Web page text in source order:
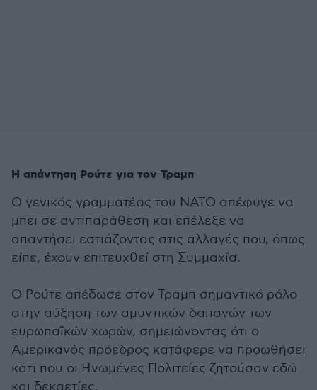
Η απάντηση Ρούτε για τον Τραμπ
Ο γενικός γραμματέας του ΝΑΤΟ απέφυγε να
μπει σε αντιπαράθεση και επέλεξε να
απαντήσει εστιάζοντας στις αλλαγές που, όπως
είπε, έχουν επιτευχθεί στη Συμμαχία.
Ο Ρούτε απέδωσε στον Τραμπ σημαντικό ρόλο
στην αύξηση των αμυντικών δαπανών των
ευρωπαϊκών χωρών, σημειώνοντας ότι ο
Αμερικανός πρόεδρος κατάφερε να προωθήσει
κάτι που οι Ηνωμένες Πολιτείες ζητούσαν εδώ
και δεκαετίες.